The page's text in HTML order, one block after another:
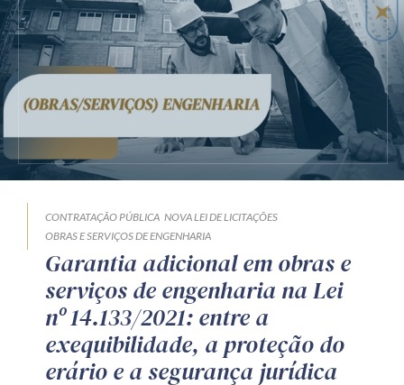
CONTRATAÇÃO PÚBLICA NOVA LEI DE LICITAÇÕES
OBRAS E SERVIÇOS DE ENGENHARIA
Garantia adicional em obras e
serviços de engenharia na Lei
nº 14.133/2021: entre a
exequibilidade, a proteção do
erário e a segurança jurídica